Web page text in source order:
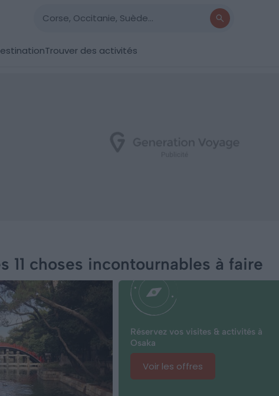
Trouver des activités
11 choses incontournables à faire
Réservez vos visites & activités à
Osaka
Voir les offres